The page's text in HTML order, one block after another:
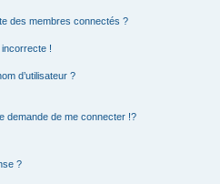
des membres connectés ?
incorrecte !
d’utilisateur ?
demande de me connecter !?
?